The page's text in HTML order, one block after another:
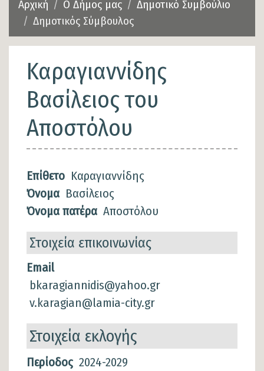
Αρχική Ο Δήμος μας
Δημοτικό Συμβούλιο
Δημοτικός Σύμβουλος
Καραγιαννίδης
Βασίλειος του
Αποστόλου
Επίθετο Καραγιαννίδης
Όνομα Βασίλειος
Όνομα πατέρα Αποστόλου
Στοιχεία επικοινωνίας
Email
bkaragiannidis@yahoo.gr
v.karagian@lamia-city.gr
Στοιχεία εκλογής
Στοιχεία
Περίοδος 2024-2029